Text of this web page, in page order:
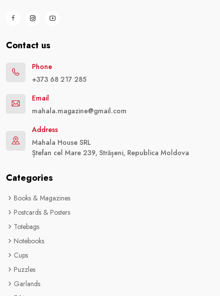
Contact us
Phone
+373 68 217 285
Email
mahala.magazine@gmail.com
Address
Mahala House SRL
Ștefan cel Mare 239, Strășeni, Republica Moldova
Categories
Books & Magazines
Postcards & Posters
Totebags
Notebooks
Cups
Puzzles
Garlands